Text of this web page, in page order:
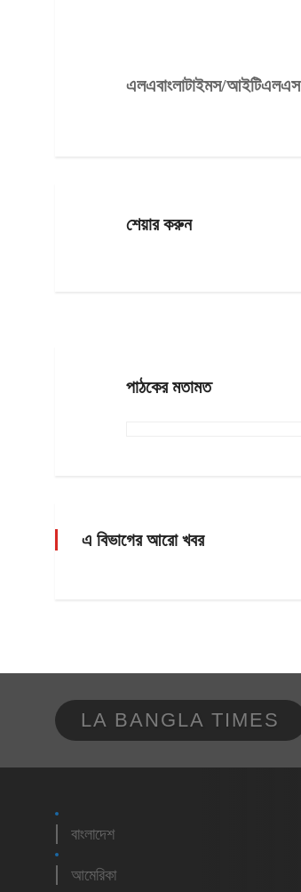
এলএবাংলাটাইমস/আইটিএলএস
শেয়ার করুন
পাঠকের মতামত
এ বিভাগের আরো খবর
LA BANGLA TIMES
বাংলাদেশ
আমেরিকা